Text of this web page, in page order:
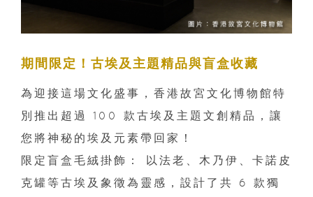
期間限定！古埃及主題精品與盲盒收藏
為迎接這場文化盛事，香港故宮文化博物館特
別推出超過 100 款古埃及主題文創精品，讓
您將神秘的埃及元素帶回家！
限定盲盒毛絨掛飾： 以法老、木乃伊、卡諾皮
克罐等古埃及象徵為靈感，設計了共 6 款獨